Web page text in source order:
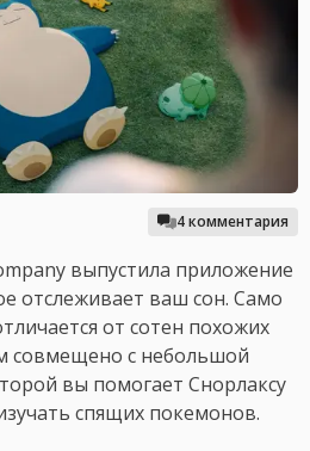
4 комментария
выпустила приложение
отслеживает ваш сон. Само
от сотен похожих
совмещено с небольшой
вы помогает Снорлаксу
спящих покемонов.